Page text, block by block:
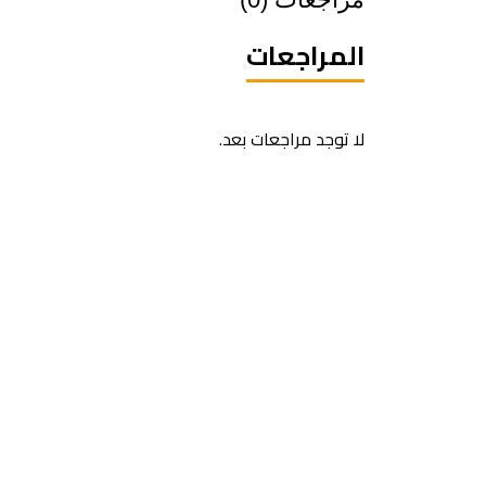
المراجعات
لا توجد مراجعات بعد.